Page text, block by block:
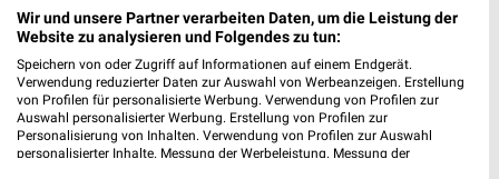
0 km
Diabetes-Flyer
Gültig bis Di. 01.09.
ALLE PROSPEKTE
Wir und unsere Partner verarbeiten Daten, um die Leistung der
Website zu analysieren und Folgendes zu tun:
Speichern von oder Zugriff auf Informationen auf einem Endgerät.
Verwendung reduzierter Daten zur Auswahl von Werbeanzeigen. Erstellung
von Profilen für personalisierte Werbung. Verwendung von Profilen zur
Auswahl personalisierter Werbung. Erstellung von Profilen zur
Personalisierung von Inhalten. Verwendung von Profilen zur Auswahl
personalisierter Inhalte. Messung der Werbeleistung. Messung der